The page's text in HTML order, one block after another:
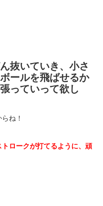
抜いていき、小さ
ールを飛ばせるか
っていって欲し
ね！
ロークが打てるように、頑